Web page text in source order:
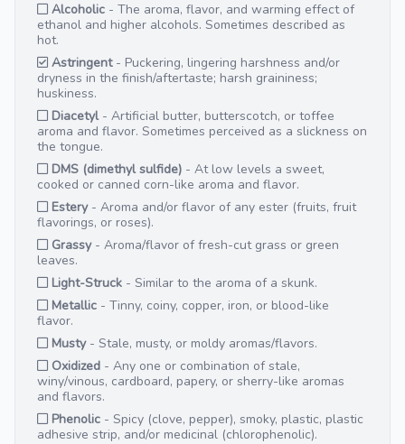
Alcoholic - The aroma, flavor, and warming effect of
ethanol and higher alcohols. Sometimes described as
hot.
Astringent- Puckering, lingering harshness and/or
dryness in the finish/aftertaste; harsh graininess;
huskiness.
Diacetyl- Artificial butter, butterscotch, or toffee
aroma and flavor. Sometimes perceived as a slickness on
the tongue.
DMS (dimethyl sulfide) - At low levels a sweet,
cooked or canned corn-like aroma and flavor.
Estery- Aroma and/or flavor of any ester (fruits, fruit
flavorings, or roses).
Grassy- Aroma/flavor of fresh-cut grass or green
leaves.
Light-Struck - Similar to the aroma of a skunk.
Metallic - Tinny, coiny, copper, iron, or blood-like
flavor.
Musty- Stale, musty, or moldy aromas/flavors.
Oxidized - Any one or combination of stale,
winy/vinous, cardboard, papery, or sherry-like aromas
and flavors.
Phenolic - Spicy (clove, pepper), smoky, plastic, plastic
adhesive strip, and/or medicinal (chlorophenolic).